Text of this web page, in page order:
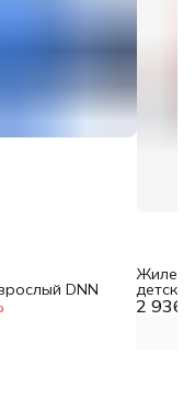
DNN
2 936
Жилет